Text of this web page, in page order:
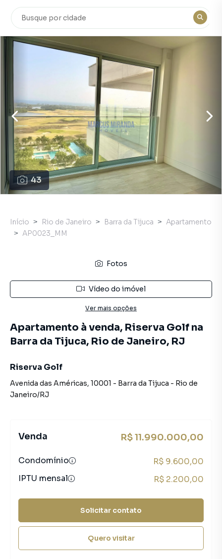
43
Início Rio de Janeiro Barra da Tijuca
Apartamento
AP0023_MM
Fotos
Vídeo do imóvel
Ver mais opções
Apartamento à venda, Riserva Golf na
Barra da Tijuca, Rio de Janeiro, RJ
Riserva Golf
Avenida das Américas, 10001 - Barra da Tijuca - Rio de
Janeiro/RJ
Venda R$ 11.990.000,00
Condomínio
R$ 9.600,00
IPTU mensal
R$ 2.200,00
Solicitar contato
Quero visitar